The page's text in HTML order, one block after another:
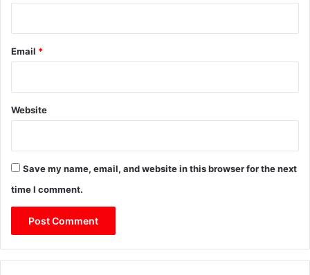
Email *
Website
Save my name, email, and website in this browser for the next
time I comment.